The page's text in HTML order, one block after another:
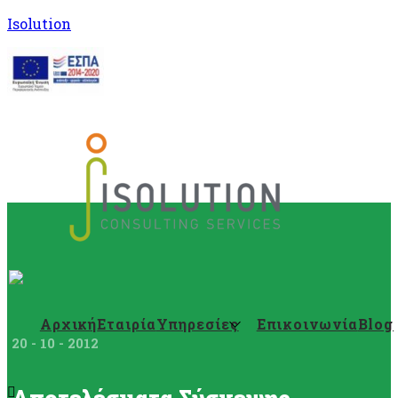
Isolution
ΑρχικήΕταιρίαΥπηρεσίες ΕπικοινωνίαBlog
20 - 10 - 2012